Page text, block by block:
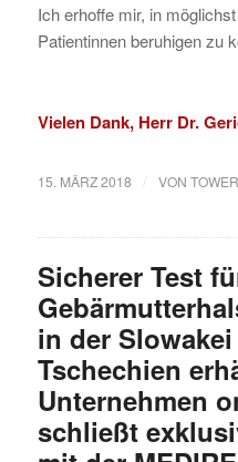
Ich erhoffe mir, in
Patientinnen beruhigen zu
Vielen Dank, Herr Dr.
15. MÄRZ 2018 / VON
Sicherer Test
in der
Tschechien
Unternehmen
schließt